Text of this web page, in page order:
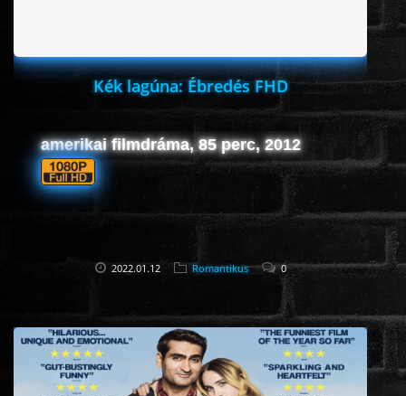
ANIMÁCIÓS
FANTASY
DRÁMA
ROMANTIKUS
Kék lagúna: Ébredés FHD
amerikai filmdráma, 85 perc, 2012
2022.01.12 Romantikus 0